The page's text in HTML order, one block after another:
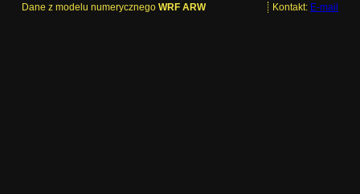
Dane z modelu numerycznego WRF ARW Kontakt: E-mail